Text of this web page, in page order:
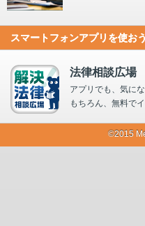
スマートフォンアプリを使お
法律相談広場
アプリでも、気に
もちろん、無料で
©2015